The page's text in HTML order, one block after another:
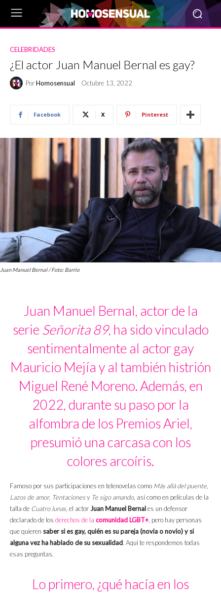
CELEBRIDADES
¿El actor Juan Manuel Bernal es gay?
PorHomosensual Octubre 13, 2022
Facebook X Pinterest
Juan Manuel Bernal / Foto: Barrio
Juan Manuel Bernal, actor de la
serie Señorita 89, ha sido vinculado
sentimentalmente al actor gay
Mauricio Mejía y al también histrión
Miguel René Moreno. Además, en
2022, durante su paso por la
alfombra de los Premios Ariel,
presumió una carcasa con los
colores arcoíris.
Famoso por sus participaciones en telenovelas como Más allá del puente,
Lazos de amor, Tentacionesy Te sigo amando, así como en películas de la
talla de Cuatro lunas, el actorJuan Manuel Bernales un defensor
declarado de los derechos de la comunidad LGBT+, pero hay personas
que quieren saber si es gay, quién es su pareja (novia o novio) y si
alguna vez ha hablado de su sexualidad. Aquí te respondemos todas
esas preguntas.
Lo primero, ¿qué hacía en los